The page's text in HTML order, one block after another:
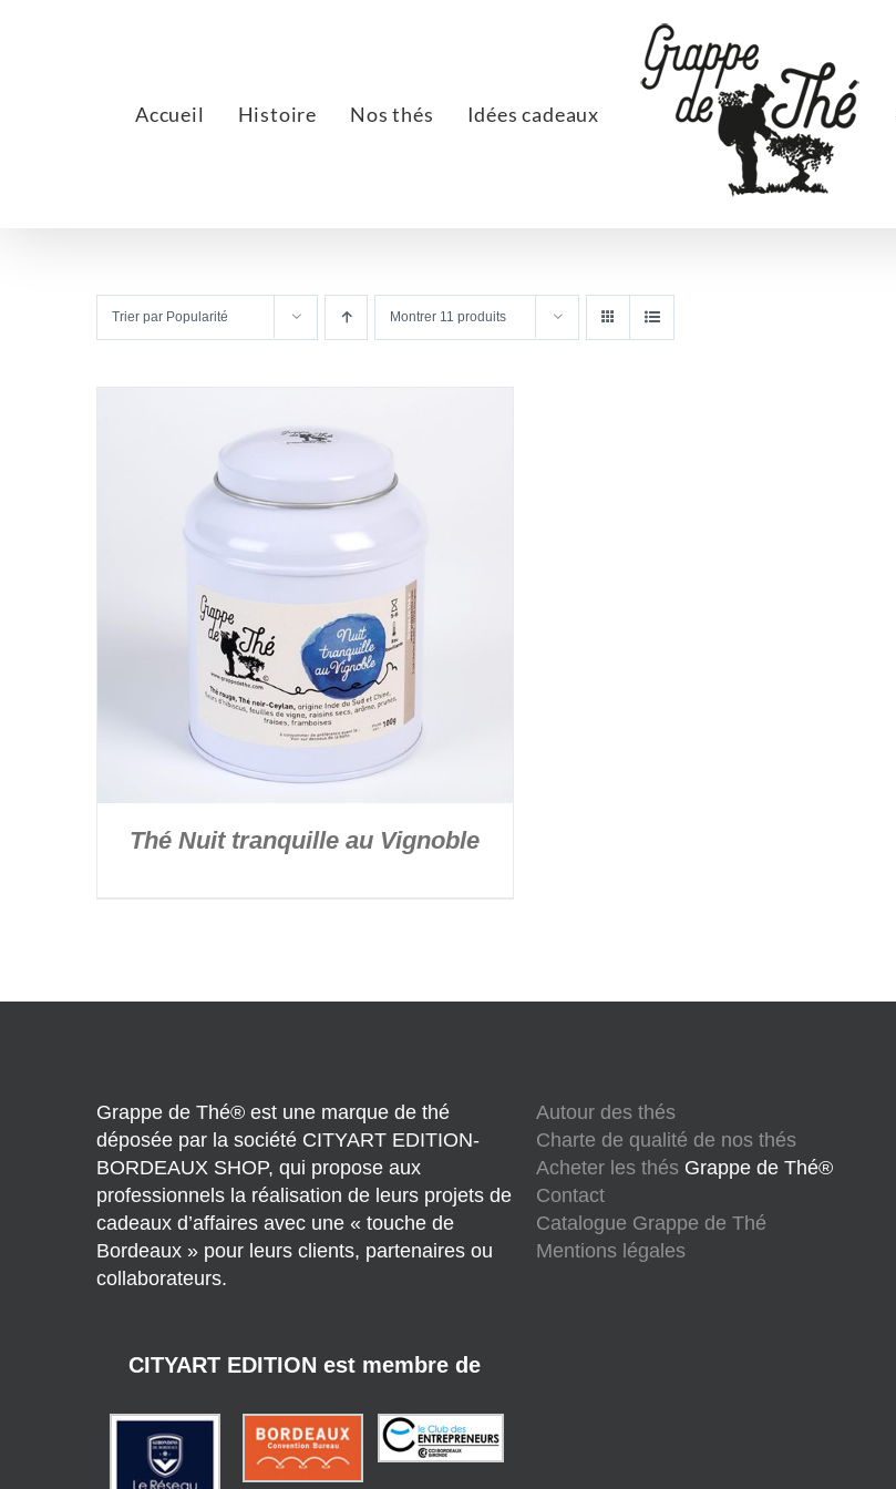
Accueil Histoire Nos thés Idées cadeaux
Trier par Popularité Montrer 11 produits
Thé Nuit tranquille au Vignoble
Grappe de Thé® est une marque de thé
déposée par la société CITYART EDITION-
BORDEAUX SHOP, qui propose aux
professionnels la réalisation de leurs projets de
cadeaux d’affaires avec une « touche de
Bordeaux » pour leurs clients, partenaires ou
collaborateurs.
CITYART EDITION est membre de
Autour des thés
Charte de qualité de nos thés
Acheter les thés Grappe de Thé®
Contact
Catalogue Grappe de Thé
Mentions légales